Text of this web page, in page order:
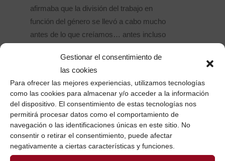
Gestionar el consentimiento de
las cookies
Para ofrecer las mejores experiencias, utilizamos tecnologías
como las cookies para almacenar y/o acceder a la información
del dispositivo. El consentimiento de estas tecnologías nos
permitirá procesar datos como el comportamiento de
navegación o las identificaciones únicas en este sitio. No
consentir o retirar el consentimiento, puede afectar
negativamente a ciertas características y funciones.
afirmaba que la división del trabajo en
función del género se llevó a cabo mucho
antes de lo que creíamos… antes incluso
distintos miembros del grupo “humano”
en función de capacidades,...
06 marzo, 2015/2 Comentarios